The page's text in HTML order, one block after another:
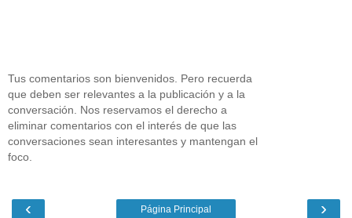
Tus comentarios son bienvenidos. Pero recuerda
que deben ser relevantes a la publicación y a la
conversación. Nos reservamos el derecho a
eliminar comentarios con el interés de que las
conversaciones sean interesantes y mantengan el
foco.
‹ ›
Página Principal